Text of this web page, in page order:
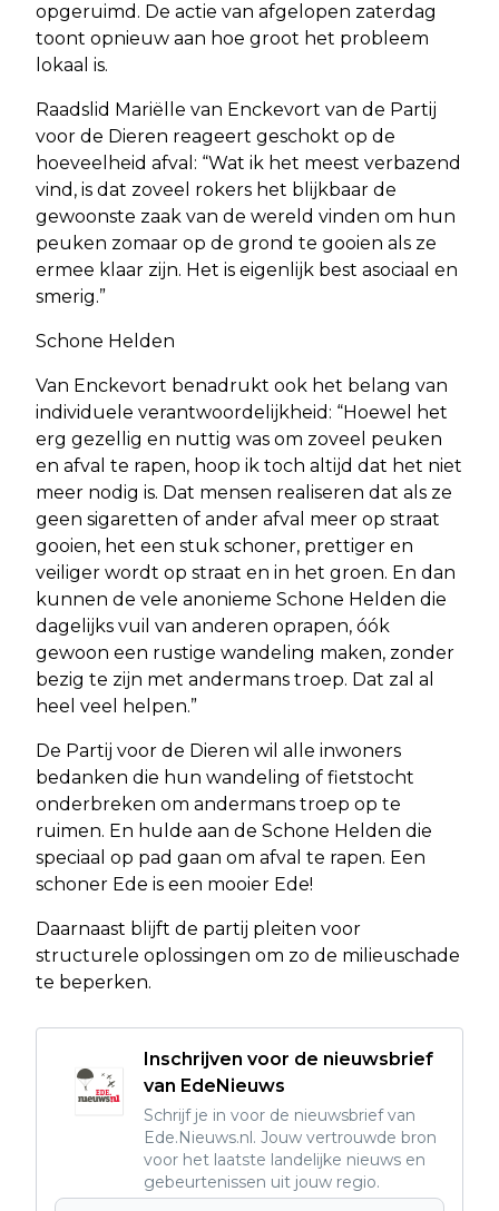
opgeruimd. De actie van afgelopen zaterdag
toont opnieuw aan hoe groot het probleem
lokaal is.
Raadslid Mariëlle van Enckevort van de Partij
voor de Dieren reageert geschokt op de
hoeveelheid afval: “Wat ik het meest verbazend
vind, is dat zoveel rokers het blijkbaar de
gewoonste zaak van de wereld vinden om hun
peuken zomaar op de grond te gooien als ze
ermee klaar zijn. Het is eigenlijk best asociaal en
smerig.”
Schone Helden
Van Enckevort benadrukt ook het belang van
individuele verantwoordelijkheid: “Hoewel het
erg gezellig en nuttig was om zoveel peuken
en afval te rapen, hoop ik toch altijd dat het niet
meer nodig is. Dat mensen realiseren dat als ze
geen sigaretten of ander afval meer op straat
gooien, het een stuk schoner, prettiger en
veiliger wordt op straat en in het groen. En dan
kunnen de vele anonieme Schone Helden die
dagelijks vuil van anderen oprapen, óók
gewoon een rustige wandeling maken, zonder
bezig te zijn met andermans troep. Dat zal al
heel veel helpen.”
De Partij voor de Dieren wil alle inwoners
bedanken die hun wandeling of fietstocht
onderbreken om andermans troep op te
ruimen. En hulde aan de Schone Helden die
speciaal op pad gaan om afval te rapen. Een
schoner Ede is een mooier Ede!
Daarnaast blijft de partij pleiten voor
structurele oplossingen om zo de milieuschade
te beperken.
Inschrijven voor de nieuwsbrief
van EdeNieuws
Schrijf je in voor de nieuwsbrief van
Ede.Nieuws.nl. Jouw vertrouwde bron
voor het laatste landelijke nieuws en
gebeurtenissen uit jouw regio.